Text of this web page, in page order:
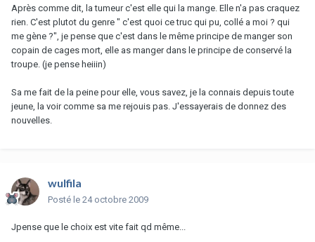
Après comme dit, la tumeur c'est elle qui la mange. Elle n'a pas craquez
rien. C'est plutot du genre " c'est quoi ce truc qui pu, collé a moi ? qui
me gène ?", je pense que c'est dans le même principe de manger son
copain de cages mort, elle as manger dans le principe de conservé la
troupe. (je pense heiiin)
Sa me fait de la peine pour elle, vous savez, je la connais depuis toute
jeune, la voir comme sa me rejouis pas. J'essayerais de donnez des
nouvelles.
wulfila
Posté le 24 octobre 2009
Jpense que le choix est vite fait qd même...